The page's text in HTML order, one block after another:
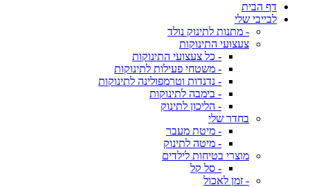
דף הבית
לבייבי שלי
- מתנות לתינוק נולד
צעצועי התינוקות
- כל צעצועי התינוקות
- משטחי פעילות לתינוקות
- נדנדות וטרמפולינה לתינוקות
- בימבה לתינוקות
- הליכון לתינוק
בחדר שלי
- מיטת מעבר
- מיטה לתינוק
מוצרי בטיחות לילדים
- סל קל
- זמן לאכול